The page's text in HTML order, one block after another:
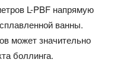
L-PBF напрямую
ванны.
может значительно
боллинга.